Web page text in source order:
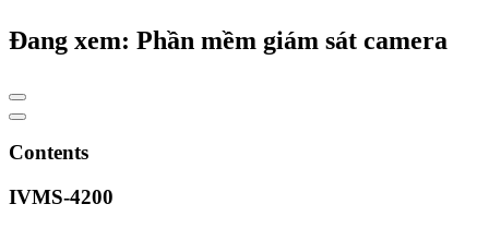
Đang xem: Phần mềm giám sát camera
Contents
IVMS-4200